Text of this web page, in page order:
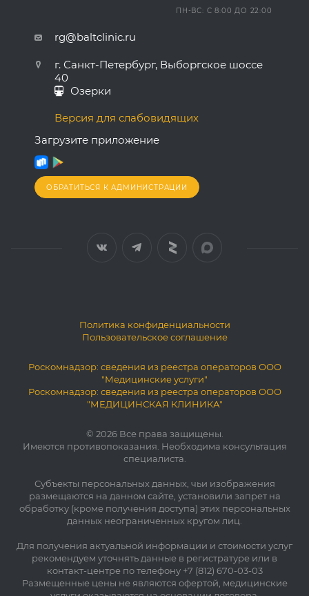
ПН-ВС: С 8:00 ДО 22:00
rg@baltclinic.ru
г. Санкт-Петербург, Выборгское шоссе
40
Озерки
Версия для слабовидящих
Загрузите приложение
ОБРАТИТЬСЯ К АДМИНИСТРАЦИИ
Политика конфиденциальности
Пользовательское соглашение
Роскомнадзор: сведения из реестра операторов ООО
"Медицинские услуги"
Роскомнадзор: сведения из реестра операторов ООО
"МЕДИЦИНСКАЯ КЛИНИКА"
© 2026 Все права защищены.
Имеются противопоказания. Необходима консультация
специалиста.
Субъекты персональных данных, чьи изображения
размещаются на данном сайте, установили запрет на
обработку (кроме получения доступа) этих персональных
данных неограниченных кругом лиц.
Для получения актуальной информации и стоимости услуг
рекомендуем уточнять данные в регистратуре или в
контакт-центре по телефону +7 (812) 670-03-03
Размещенные цены не являются офертой, медицинские